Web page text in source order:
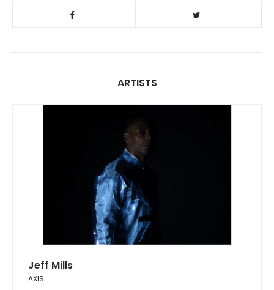
ARTISTS
Jeff Mills
AXIS